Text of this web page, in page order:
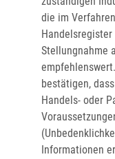
die im
Stellungnahme
bestätigen,
Handels- oder
Informationen